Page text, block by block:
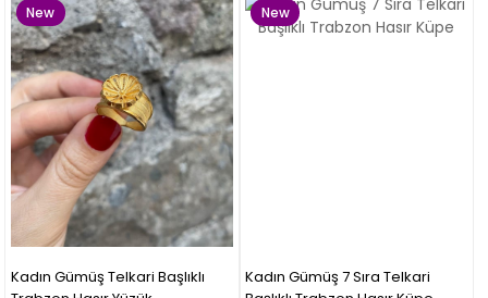
Kadın Gümüş Telkari Başlıklı
New
Item
Kadın Gümüş 7 Sıra Telkari
New
Item